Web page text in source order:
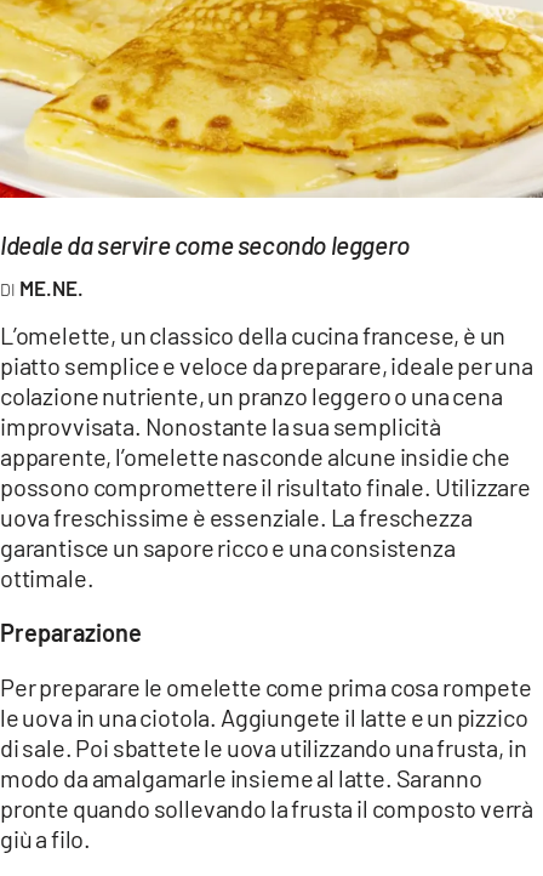
ECONOMIA E LAVORO
EVENTI
SPORT
Streaming
LAC TV
LAC NETWORK
LAC ONAIR
Network
LACTV.IT
LACONAIR.IT
LACITYMAG.IT
ILREGGINO.IT
COSENZACHANNEL.IT
ILVIBONESE.IT
CATANZAROCHANNEL.IT
Ideale da servire come secondo leggero
ME.NE.
L’omelette, un classico della cucina francese, è un
piatto semplice e veloce da preparare, ideale per una
colazione nutriente, un pranzo leggero o una cena
improvvisata. Nonostante la sua semplicità
apparente, l’omelette nasconde alcune insidie che
possono compromettere il risultato finale. Utilizzare
uova freschissime è essenziale. La freschezza
garantisce un sapore ricco e una consistenza
ottimale.
Preparazione
Per preparare le omelette come prima cosa rompete
le uova in una ciotola. Aggiungete il latte e un pizzico
di sale. Poi sbattete le uova utilizzando una frusta, in
modo da amalgamarle insieme al latte. Saranno
pronte quando sollevando la frusta il composto verrà
giù a filo.